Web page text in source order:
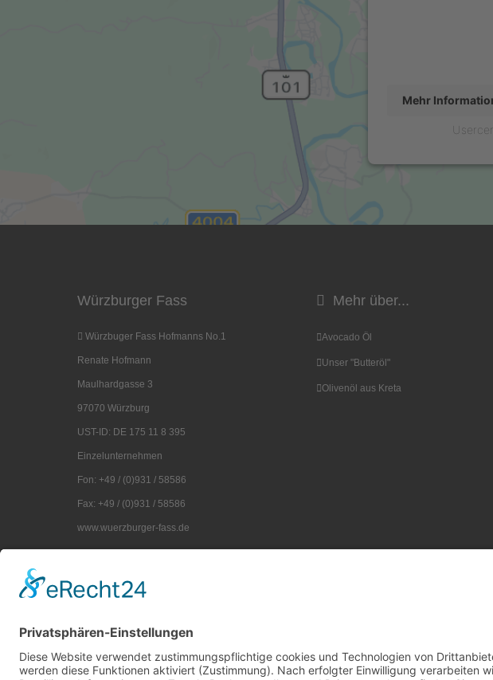
Mehr
Würzburger Fass
Würzbuger Fass Hofmanns No.1
Renate Hofmann
Maulhardgasse 3
97070 Würzburg
UST-ID: DE 175 11 8 395
Einzelunternehmen
Fon: +49 / (0)931 / 58586
Fax: +49 / (0)931 / 58586
www.wuerzburger-fass.de
Mehr über...
Avocado Öl
Unser "Butteröl"
Olivenöl aus Kreta